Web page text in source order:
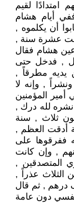
امتدادًا لقيم
أيام هشام
أن يكلموه ,
عشرة سنة ,
هشام فقال
, فدخل حتى
يديه مطرقاً ,
, وإنه لا
المؤمنين
لله درك ,
ثلاث , سنة
أدقت العظم ,
ففرقوها على
, وإن كانت
المتصدقين ,
الثلاث عذراً ,
درهم , ثم قال
دون عامة